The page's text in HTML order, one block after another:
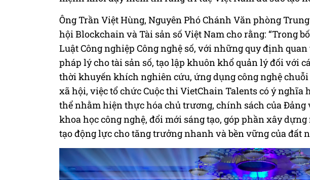
Ông Trần Việt Hùng, Nguyên Phó Chánh Văn phòng
hội Blockchain và Tài sản số Việt Nam cho rằng: “Trong
Luật Công nghiệp Công nghệ số, với những quy định
pháp lý cho tài sản số, tạo lập khuôn khổ quản lý đối với
thời khuyến khích nghiên cứu, ứng dụng công nghệ
xã hội, việc tổ chức Cuộc thi VietChain Talents có ý nghĩa
thể nhằm hiện thực hóa chủ trương, chính sách của
khoa học công nghệ, đổi mới sáng tạo, góp phần xây
tạo động lực cho tăng trưởng nhanh và bền vững của đất